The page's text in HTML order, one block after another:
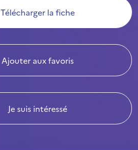
Télécharger la fiche
Ajouter aux favoris
Je suis intéressé